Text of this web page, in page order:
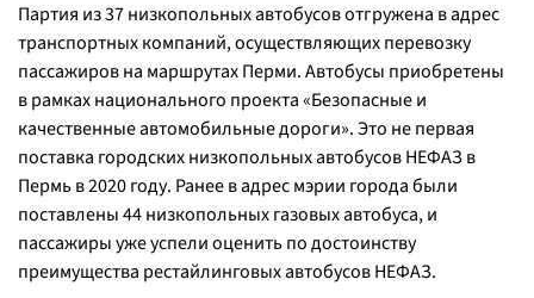
Партия из 37 низкопольных автобусов отгружена в адрес
транспортных компаний, осуществляющих перевозку
пассажиров на маршрутах Перми. Автобусы приобретены
в рамках национального проекта «Безопасные и
качественные автомобильные дороги». Это не первая
поставка городских низкопольных автобусов НЕФАЗ в
Пермь в 2020 году. Ранее в адрес мэрии города были
поставлены 44 низкопольных газовых автобуса, и
пассажиры уже успели оценить по достоинству
преимущества рестайлинговых автобусов НЕФАЗ.